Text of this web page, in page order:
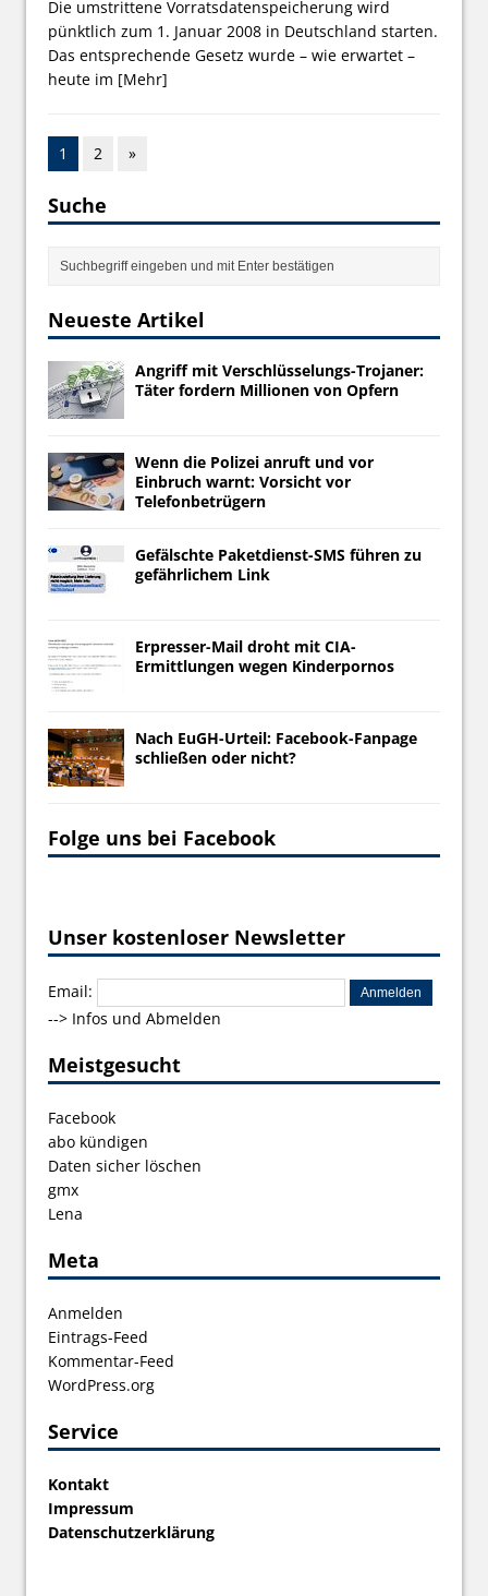
Die umstrittene Vorratsdatenspeicherung wird
pünktlich zum 1. Januar 2008 in Deutschland starten.
Das entsprechende Gesetz wurde – wie erwartet –
heute im [Mehr]
1 2 »
Suche
Neueste Artikel
Angriff mit Verschlüsselungs-Trojaner:
Täter fordern Millionen von Opfern
Wenn die Polizei anruft und vor
Einbruch warnt: Vorsicht vor
Telefonbetrügern
Gefälschte Paketdienst-SMS führen zu
gefährlichem Link
Erpresser-Mail droht mit CIA-
Ermittlungen wegen Kinderpornos
Nach EuGH-Urteil: Facebook-Fanpage
schließen oder nicht?
Folge uns bei Facebook
Unser kostenloser Newsletter
Email:
--> Infos und Abmelden
Meistgesucht
Facebook
abo kündigen
Daten sicher löschen
gmx
Lena
Meta
Anmelden
Eintrags-Feed
Kommentar-Feed
WordPress.org
Service
Kontakt
Impressum
Datenschutzerklärung